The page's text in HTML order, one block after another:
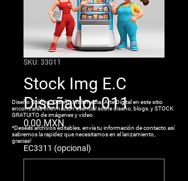
Diseño Gráfico. Diseño Multimedia. Arte Digital en este sitio
encontrarás información esencial sobre diseño, blogs, y STOCK
GRATUITO de imágenes y video.
*Deseas archivos editables, envía tu información de contacto así
sabremos la rapidez que necesitamos en el lanzamiento,
gracias!
SKU: 33011
Stock Img E.C
Diseñador 011
0,00 MXN Precio
EC3311 (opcional)